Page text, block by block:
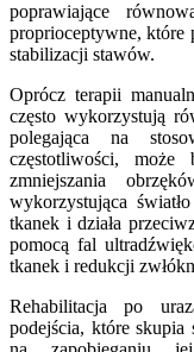
poprawiające
proprioceptywne, które
stabilizacji stawów.
Oprócz terapii
często wykorzystują
polegająca na
częstotliwości, może
zmniejszania
wykorzystująca
tkanek i działa
pomocą fal
tkanek i redukcji
Rehabilitacja po
podejścia, które